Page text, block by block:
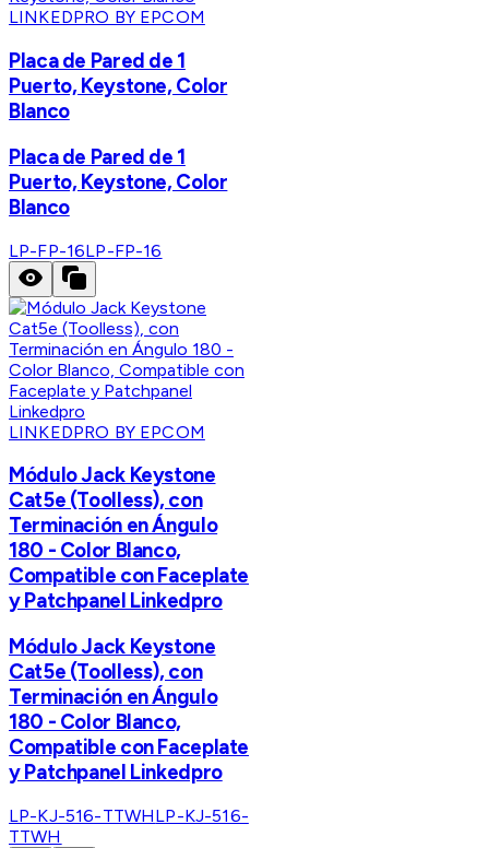
LINKEDPRO BY EPCOM
Placa de Pared de 1
Puerto, Keystone, Color
Blanco
Placa de Pared de 1
Puerto, Keystone, Color
Blanco
LP-FP-16LP-FP-16
LINKEDPRO BY EPCOM
Módulo Jack Keystone
Cat5e (Toolless), con
Terminación en Ángulo
180 - Color Blanco,
Compatible con Faceplate
y Patchpanel Linkedpro
Módulo Jack Keystone
Cat5e (Toolless), con
Terminación en Ángulo
180 - Color Blanco,
Compatible con Faceplate
y Patchpanel Linkedpro
LP-KJ-516-TTWHLP-KJ-516-
TTWH